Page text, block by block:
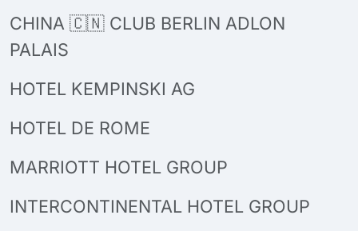
CHINA 🇨🇳 CLUB BERLIN ADLON
PALAIS
HOTEL KEMPINSKI AG
HOTEL DE ROME
MARRIOTT HOTEL GROUP
INTERCONTINENTAL HOTEL GROUP